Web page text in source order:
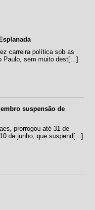
carreira política sob as
Paulo, sem muito dest[...]
suspensão de
prorrogou até 31 de
de junho, que suspend[...]